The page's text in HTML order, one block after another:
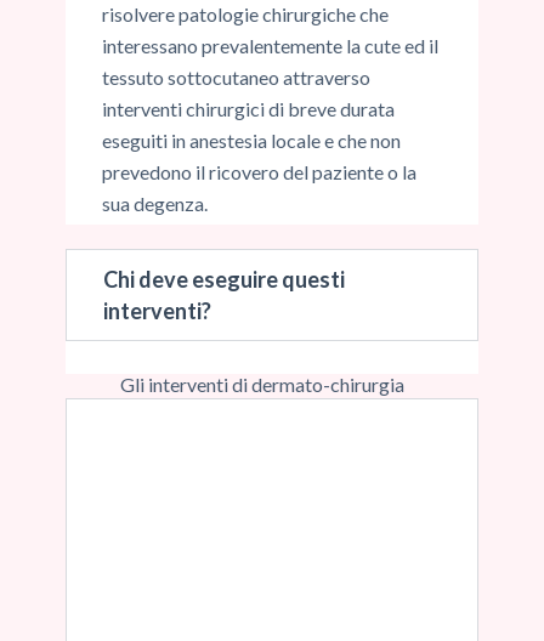
risolvere patologie chirurgiche che
interessano prevalentemente la cute ed il
tessuto sottocutaneo attraverso
interventi chirurgici di breve durata
eseguiti in anestesia locale e che non
prevedono il ricovero del paziente o la
sua degenza.
Chi deve eseguire questi
interventi?
Gli interventi di dermato-chirurgia